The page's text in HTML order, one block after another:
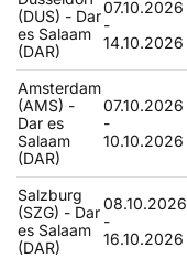
(DUS) - Dar
es Salaam
(DAR)
07.10.2026
-
14.10.2026
Amsterdam
(AMS) -
Dar es
Salaam
(DAR)
07.10.2026
-
10.10.2026
Salzburg
(SZG) - Dar
es Salaam
(DAR)
08.10.2026
-
16.10.2026